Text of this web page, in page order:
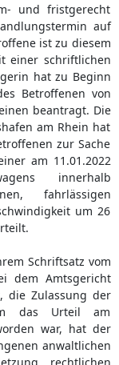
und fristgerecht
auf
ist zu diesem
einer schriftlichen
hat zu Beginn
Betroffenen von
beantragt. Die
am Rhein hat
zur Sache
am 11.01.2022
innerhalb
fahrlässigen
um 26
Schriftsatz vom
dem Amtsgericht
die Zulassung der
das Urteil am
war, hat der
anwaltlichen
rechtlichen